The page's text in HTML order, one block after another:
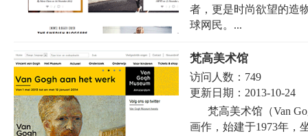
者，更是时尚欲望的造
球网民。...
梵高美术馆
访问人数： 749
更新日期： 2013-10-24
梵高美术馆（Van
画作，始建于1973年，